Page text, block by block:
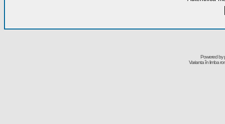
Powered by
Varianta în limba